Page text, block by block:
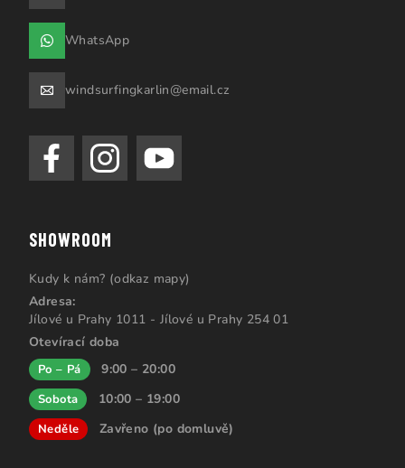
WhatsApp
windsurfingkarlin@email.cz
SHOWROOM
Kudy k nám? (odkaz mapy)
Adresa:
Jílové u Prahy 1011 - Jílové u Prahy 254 01
Otevírací doba
Po – Pá 9:00 – 20:00
Sobota 10:00 – 19:00
Neděle Zavřeno (po domluvě)